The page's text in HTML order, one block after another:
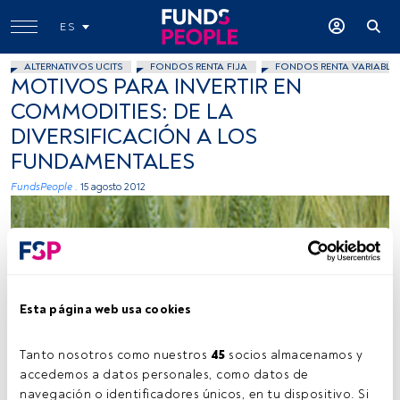
Esta página web usa cookies
Tanto nosotros como nuestros 45 socios almacenamos y
accedemos a datos personales, como datos de
navegación o identificadores únicos, en tu dispositivo. Si
ES
ALTERNATIVOS UCITS FONDOS RENTA FIJA FONDOS RENTA VARIABLE
MOTIVOS PARA INVERTIR EN
COMMODITIES: DE LA
DIVERSIFICACIÓN A LOS
FUNDAMENTALES
FundsPeople . 15 agosto 2012